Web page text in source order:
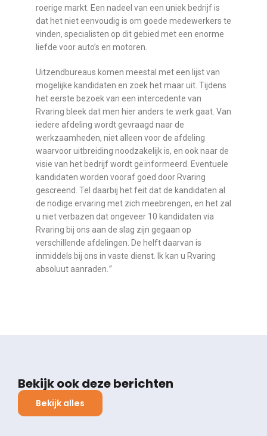
roerige markt. Een nadeel van een uniek bedrijf is
dat het niet eenvoudig is om goede medewerkers te
vinden, specialisten op dit gebied met een enorme
liefde voor auto’s en motoren.
Uitzendbureaus komen meestal met een lijst van
mogelijke kandidaten en zoek het maar uit. Tijdens
het eerste bezoek van een intercedente van
Rvaring bleek dat men hier anders te werk gaat. Van
iedere afdeling wordt gevraagd naar de
werkzaamheden, niet alleen voor de afdeling
waarvoor uitbreiding noodzakelijk is, en ook naar de
visie van het bedrijf wordt geïnformeerd. Eventuele
kandidaten worden vooraf goed door Rvaring
gescreend. Tel daarbij het feit dat de kandidaten al
de nodige ervaring met zich meebrengen, en het zal
u niet verbazen dat ongeveer 10 kandidaten via
Rvaring bij ons aan de slag zijn gegaan op
verschillende afdelingen. De helft daarvan is
inmiddels bij ons in vaste dienst. Ik kan u Rvaring
absoluut aanraden. ”
Bekijk ook deze berichten
Bekijk alles